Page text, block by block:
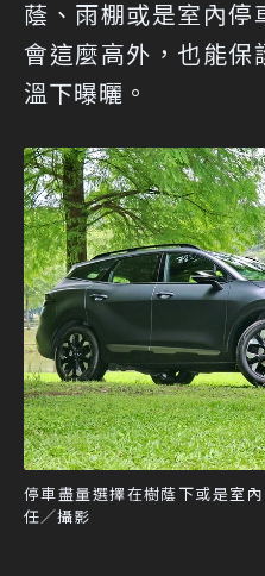
蔭、雨棚或是室內停
會這麼高外，也能保
溫下曝曬。
停車盡量選擇在樹蔭下或是室
任／攝影